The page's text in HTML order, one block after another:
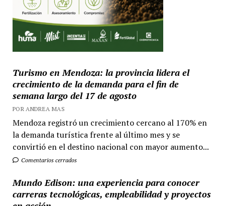
Turismo en Mendoza: la provincia lidera el
crecimiento de la demanda para el fin de
semana largo del 17 de agosto
POR ANDREA MAS
Mendoza registró un crecimiento cercano al 170% en
la demanda turística frente al último mes y se
convirtió en el destino nacional con mayor aumento...
Comentarios cerrados
Mundo Edison: una experiencia para conocer
carreras tecnológicas, empleabilidad y proyectos